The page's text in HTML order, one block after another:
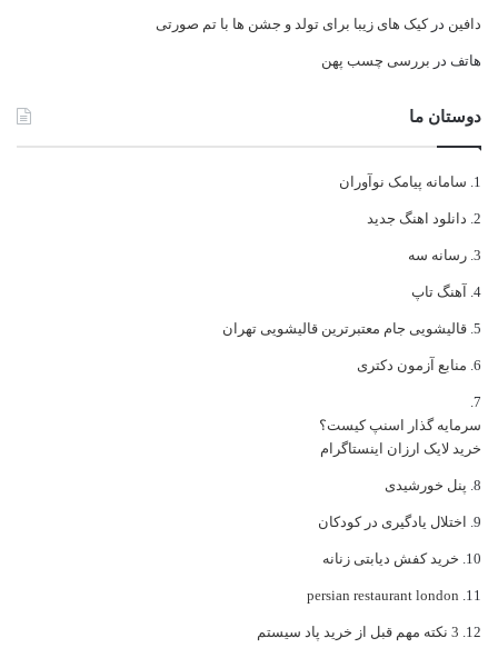
دافین درکیک های زیبا برای تولد و جشن ها با تم صورتی
هاتف در بررسی چسب پهن
دوستان ما
سامانه پیامک نوآوران
دانلود اهنگ جدید
رسانه سه
آهنگ تاپ
قالیشویی جام معتبرترین قالیشویی تهران
منابع آزمون دکتری
سرمایه گذار اسنپ کیست؟
خرید لایک ارزان اینستاگرام
پنل خورشیدی
اختلال یادگیری در کودکان
خرید کفش دیابتی زنانه
persian restaurant london
3 نکته مهم قبل از خرید پاد سیستم